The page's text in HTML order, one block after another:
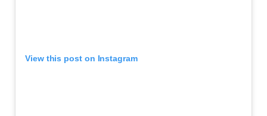
View this post on Instagram